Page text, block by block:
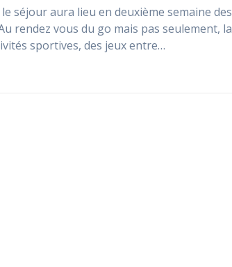
séjour aura lieu en deuxième semaine des
rendez vous du go mais pas seulement, la
sportives, des jeux entre…